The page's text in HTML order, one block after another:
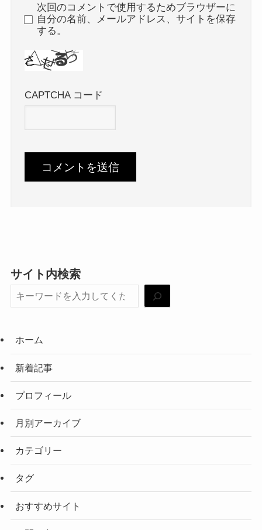
次回のコメントで使用するためブラウザーに
自分の名前、メールアドレス、サイトを保存
する。
CAPTCHA コード
サイト内検索
ホーム
新着記事
プロフィール
月別アーカイブ
カテゴリー
タグ
おすすめサイト